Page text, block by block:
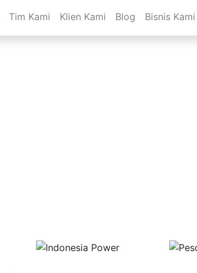
Tim Kami Klien Kami Blog Bisnis Kami